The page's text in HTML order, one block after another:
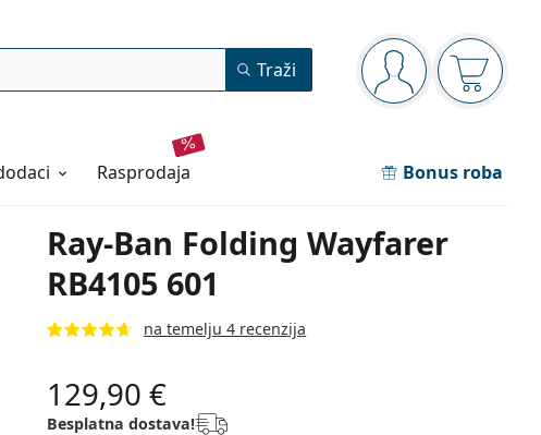
Navigacijska ploča
ste prijavljeni
Traži
rasprodaja Bonus roba
Ray-Ban Folding Wayfarer
RB4105 601
na temelju 4 recenzija
129,90 €
Besplatna dostava!